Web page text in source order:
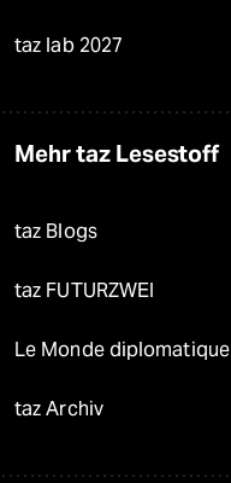
taz lab 2027
Mehr taz Lesestoff
taz Blogs
taz FUTURZWEI
Le Monde diplomatique
taz Archiv